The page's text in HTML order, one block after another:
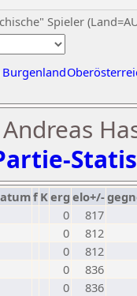
Spieler
Burgenland
f Kerg elo+/-
0
817
0
812
0
812
0
836
0
836